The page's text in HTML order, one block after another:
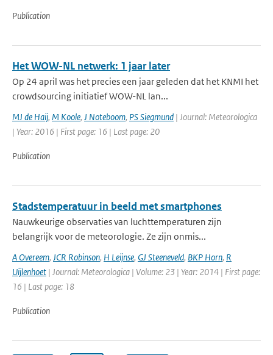
Publication
Het WOW-NL netwerk: 1 jaar later
Op 24 april was het precies een jaar geleden dat het KNMI het
crowdsourcing initiatief WOW-NL lan...
MJ de Haij, M Koole, J Noteboom, PS Siegmund | Journal: Meteorologica
| Year: 2016 | First page: 16 | Last page: 20
Publication
Stadstemperatuur in beeld met smartphones
Nauwkeurige observaties van luchttemperaturen zijn
belangrijk voor de meteorologie. Ze zijn onmis...
A Overeem, JCR Robinson, H Leijnse, GJ Steeneveld, BKP Horn, R
Uijlenhoet | Journal: Meteorologica | Volume: 23 | Year: 2014 | First page:
16 | Last page: 18
Publication